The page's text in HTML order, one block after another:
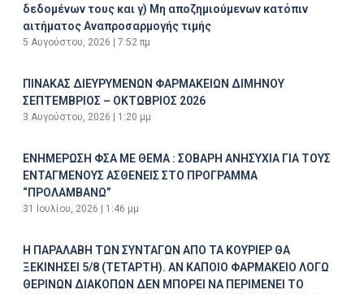
δεδομένων τους και γ) Μη αποζημιούμενων κατόπιν
αιτήματος Αναπροσαρμογής τιμής
5 Αυγούστου, 2026 7:52 πμ
ΠΙΝΑΚΑΣ ΔΙΕΥΡΥΜΕΝΩΝ ΦΑΡΜΑΚΕΙΩΝ ΔΙΜΗΝΟΥ
ΣΕΠΤΕΜΒΡΙΟΣ – ΟΚΤΩΒΡΙΟΣ 2026
3 Αυγούστου, 2026 1:20 μμ
ΕΝΗΜΕΡΩΣΗ ΦΣΑ ΜΕ ΘΕΜΑ : ΣΟΒΑΡΗ ΑΝΗΣΥΧΙΑ ΓΙΑ ΤΟΥΣ
ΕΝΤΑΓΜΕΝΟΥΣ ΑΣΘΕΝΕΙΣ ΣΤΟ ΠΡΟΓΡΑΜΜΑ
“ΠΡΟΛΑΜΒΑΝΩ”
31 Ιουλίου, 2026 1:46 μμ
Η ΠΑΡΑΛΑΒΗ ΤΩΝ ΣΥΝΤΑΓΩΝ ΑΠΟ ΤΑ ΚΟΥΡΙΕΡ ΘΑ
ΞΕΚΙΝΗΣΕΙ 5/8 (ΤΕΤΑΡΤΗ). ΑΝ ΚΑΠΟΙΟ ΦΑΡΜΑΚΕΙΟ ΛΟΓΩ
ΘΕΡΙΝΩΝ ΔΙΑΚΟΠΩΝ ΔΕΝ ΜΠΟΡΕΙ ΝΑ ΠΕΡΙΜΕΝΕΙ ΤΟ